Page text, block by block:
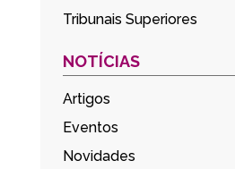
Tribunais Superiores
NOTÍCIAS
Artigos
Eventos
Novidades